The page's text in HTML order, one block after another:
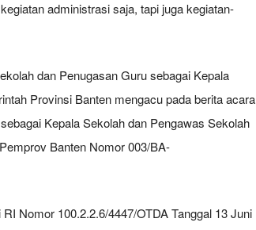
administrasi saja, tapi juga kegiatan-
dan Penugasan Guru sebagai Kepala
Provinsi Banten mengacu pada berita acara
Kepala Sekolah dan Pengawas Sekolah
Banten Nomor 003/BA-
Nomor 100.2.2.6/4447/OTDA Tanggal 13 Juni